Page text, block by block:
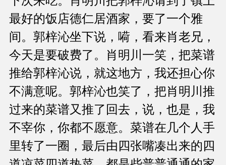
最好的饭店德仁居酒家，要了一个雅
间。郭梓沁坐下说，嗬，看来肖老兄，
今天是要破费了。肖明川一笑，把菜谱
推给郭梓沁说，就这地方，我还担心你
不满意呢。郭梓沁也笑了，把肖明川推
过来的菜谱又推了回去，说，也是，我
不宰你，你都不愿意。菜谱在几个人手
里转了一圈，最后由四张嘴凑出来的四